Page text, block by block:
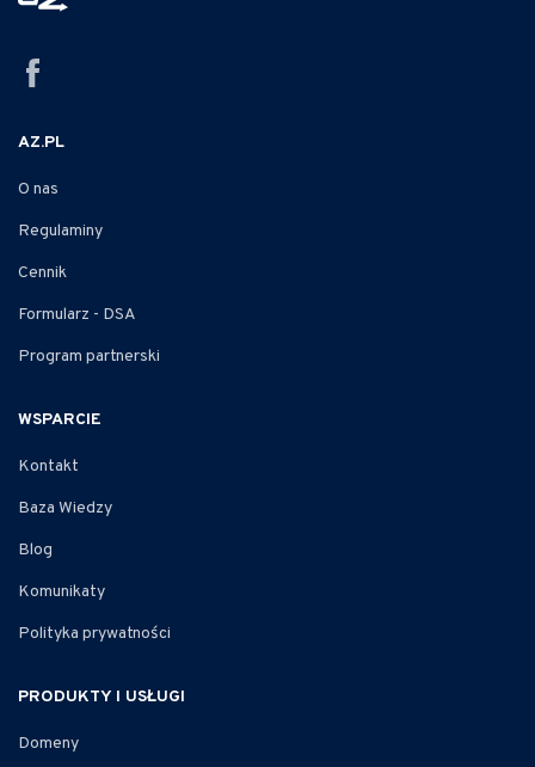
AZ.PL
O nas
Regulaminy
Cennik
Formularz - DSA
Program partnerski
WSPARCIE
Kontakt
Baza Wiedzy
Blog
Komunikaty
Polityka prywatności
PRODUKTY I USŁUGI
Domeny